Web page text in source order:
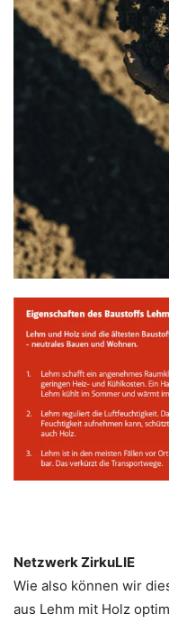
Netzwerk ZirkuLIE
Wie also können wir
aus Lehm mit Holz